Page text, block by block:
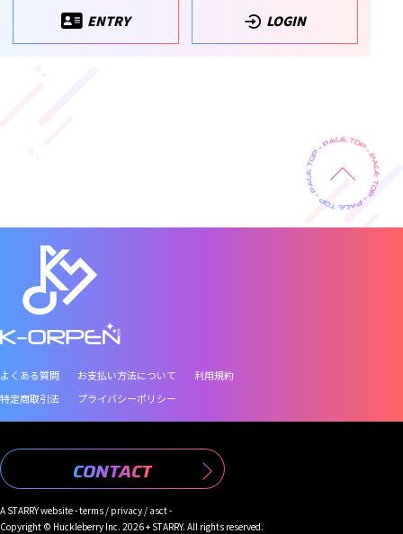
ENTRY LOGIN
よくある質問 お支払い方法について
利用規約
特定商取引法
プライバシーポリシー
CONTACT
A STARRYwebsite -terms / privacy / asct-
Copyright © Huckleberry Inc. 2026 + STARRY. All rights reserved.